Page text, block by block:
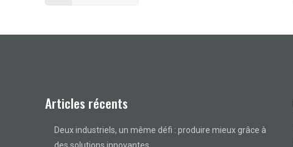
Articles récents
Deux industriels, un même défi : produire mieux grâce à